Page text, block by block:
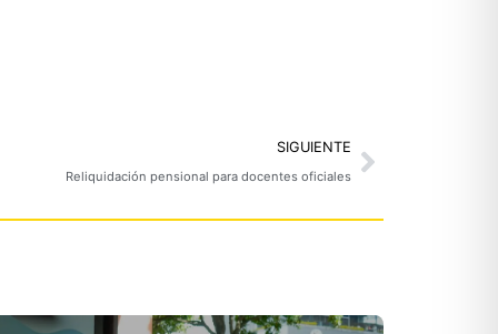
SIGUIENTE
Reliquidación pensional para docentes oficiales
Next